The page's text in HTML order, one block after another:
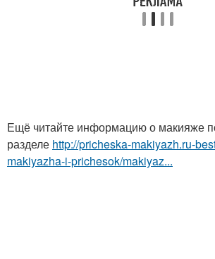
Ещё читайте информацию о макияже
разделе http://pricheska-makiyazh.ru-
makiyazha-i-prichesok/makiyaz...